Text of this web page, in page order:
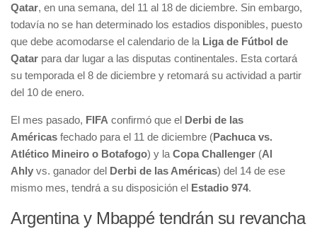
Qatar, en una semana, del 11 al 18 de diciembre. Sin embargo,
todavía no se han determinado los estadios disponibles, puesto
que debe acomodarse el calendario de la Liga de Fútbol de
Qatar para dar lugar a las disputas continentales. Esta cortará
su temporada el 8 de diciembre y retomará su actividad a partir
del 10 de enero.
El mes pasado, FIFA confirmó que el Derbi de las
Américas fechado para el 11 de diciembre (Pachuca vs.
Atlético Mineiro o Botafogo) y la Copa Challenger (Al
Ahly vs. ganador del Derbi de las Américas) del 14 de ese
mismo mes, tendrá a su disposición el Estadio 974.
Argentina y Mbappé tendrán su revancha